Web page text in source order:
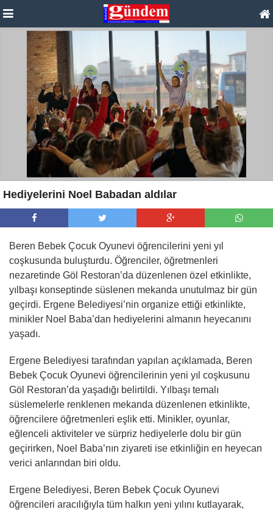
Hediyelerini Noel Babadan aldılar
Beren Bebek Çocuk Oyunevi öğrencilerini yeni yıl
coşkusunda buluşturdu. Öğrenciler, öğretmenleri
nezaretinde Göl Restoran’da düzenlenen özel etkinlikte,
yılbaşı konseptinde süslenen mekanda unutulmaz bir gün
geçirdi. Ergene Belediyesi’nin organize ettiği etkinlikte,
minikler Noel Baba’dan hediyelerini almanın heyecanını
yaşadı.
Ergene Belediyesi tarafından yapılan açıklamada, Beren
Bebek Çocuk Oyunevi öğrencilerinin yeni yıl coşkusunu
Göl Restoran’da yaşadığı belirtildi. Yılbaşı temalı
süslemelerle renklenen mekanda düzenlenen etkinlikte,
öğrencilere öğretmenleri eşlik etti. Minikler, oyunlar,
eğlenceli aktiviteler ve sürpriz hediyelerle dolu bir gün
geçirirken, Noel Baba’nın ziyareti ise etkinliğin en heyecan
verici anlarından biri oldu.
Ergene Belediyesi, Beren Bebek Çocuk Oyunevi
öğrencileri aracılığıyla tüm halkın yeni yılını kutlayarak,